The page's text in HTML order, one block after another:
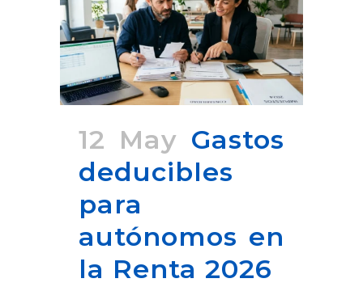
12 May Gastos
deducibles
para
autónomos en
la Renta 2026